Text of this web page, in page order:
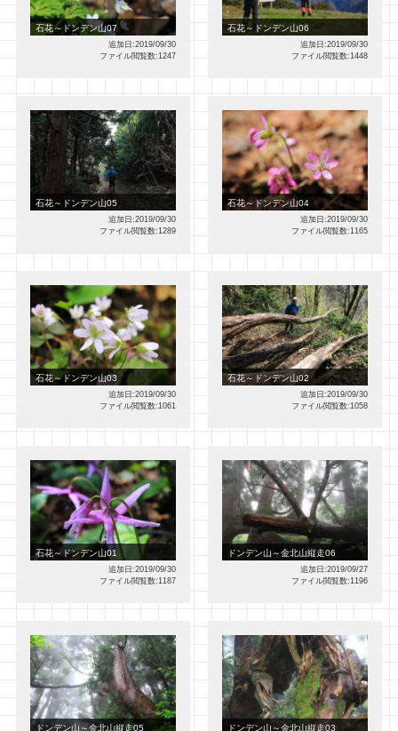
石花～ドンデン山07
追加日:2019/09/30
ファイル閲覧数:1247
石花～ドンデン山06
追加日:2019/09/30
ファイル閲覧数:1448
石花～ドンデン山05
追加日:2019/09/30
ファイル閲覧数:1289
石花～ドンデン山04
追加日:2019/09/30
ファイル閲覧数:1165
石花～ドンデン山03
追加日:2019/09/30
ファイル閲覧数:1061
石花～ドンデン山02
追加日:2019/09/30
ファイル閲覧数:1058
石花～ドンデン山01
追加日:2019/09/30
ファイル閲覧数:1187
ドンデン山～金北山縦走06
追加日:2019/09/27
ファイル閲覧数:1196
ドンデン山～金北山縦走05 ドンデン山～金北山縦走03